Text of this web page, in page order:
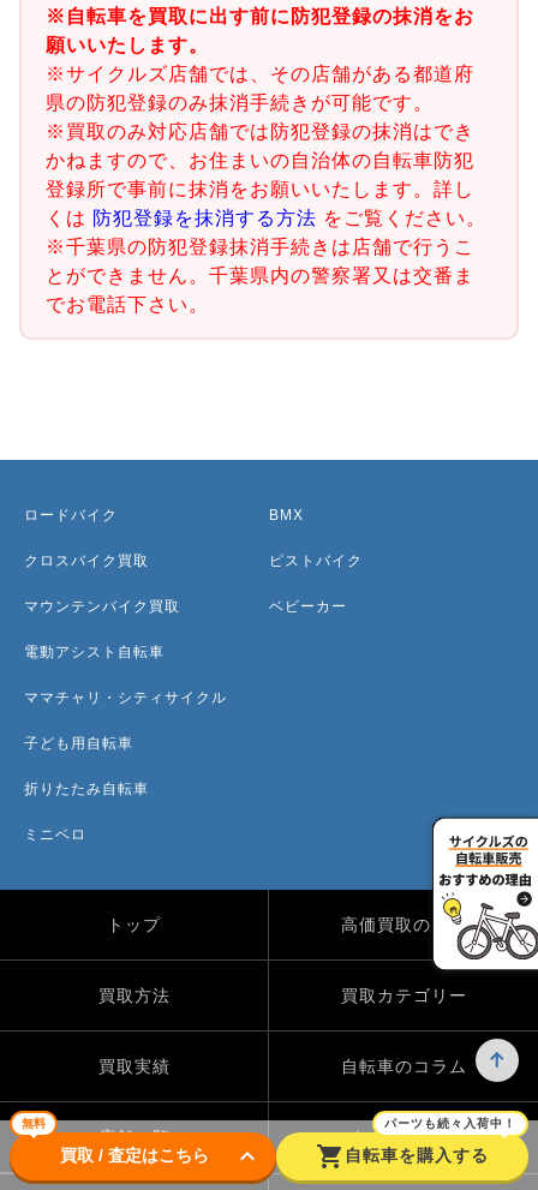
※自転車を買取に出す前に防犯登録の抹消をお
願いいたします。
※サイクルズ店舗では、その店舗がある都道府
県の防犯登録のみ抹消手続きが可能です。
※買取のみ対応店舗では防犯登録の抹消はでき
かねますので、お住まいの自治体の自転車防犯
登録所で事前に抹消をお願いいたします。詳し
くは 防犯登録を抹消する方法 をご覧ください。
※千葉県の防犯登録抹消手続きは店舗で行うこ
とができません。千葉県内の警察署又は交番ま
でお電話下さい。
無料
買取 / 査定はこちら keyboard_arrow_down shopping_cart
パーツも続々入荷中！
自転車を購入する
ロードバイク
クロスバイク買取
マウンテンバイク買取
電動アシスト自転車
ママチャリ・シティサイクル
子ども用自転車
折りたたみ自転車
ミニベロ
BMX
ピストバイク
ベビーカー
トップ 高価買取のワケ
買取方法 買取カテゴリー
買取実績 自転車のコラム
店舗一覧 よくある質問